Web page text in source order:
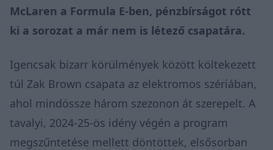
McLaren a Formula E-ben, pénzbírságot rótt
ki a sorozat a már nem is létező csapatára.
Igencsak bizarr körülmények között költekezett
túl Zak Brown csapata az elektromos szériában,
ahol mindössze három szezonon át szerepelt. A
tavalyi, 2024-25-ös idény végén a program
megszűntetése mellett döntöttek, elsősorban